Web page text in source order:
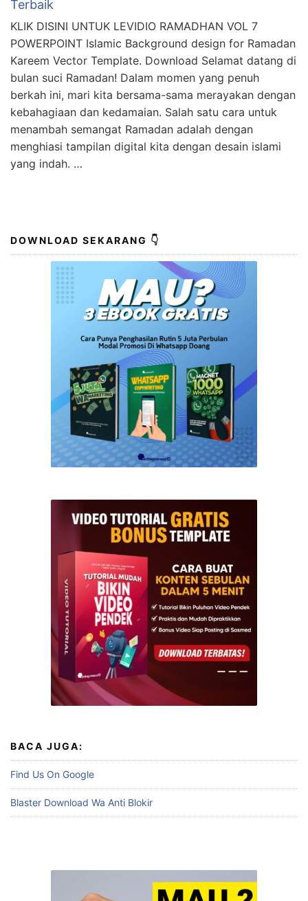
Terbaik
KLIK DISINI UNTUK LEVIDIO RAMADHAN VOL 7
POWERPOINT Islamic Background design for Ramadan
Kareem Vector Template. Download Selamat datang di
bulan suci Ramadan! Dalam momen yang penuh
berkah ini, mari kita bersama-sama merayakan dengan
kebahagiaan dan kedamaian. Salah satu cara untuk
menambah semangat Ramadan adalah dengan
menghiasi tampilan digital kita dengan desain islami
yang indah. …
DOWNLOAD SEKARANG 👇
BACA JUGA:
Find Us On Google
Blaster Download Wa Anti Blokir